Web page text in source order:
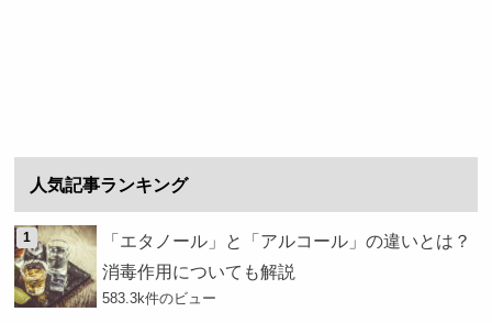
人気記事ランキング
「エタノール」と「アルコール」の違いとは？
消毒作用についても解説
583.3k件のビュー